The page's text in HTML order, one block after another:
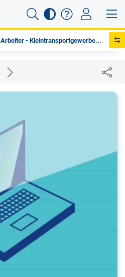
Arbeiter - Kleintransportgewerbe...